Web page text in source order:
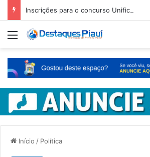
Menu
Início / Política